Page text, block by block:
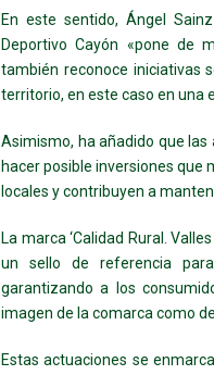
En este sentido, Ángel
Deportivo Cayón «pone de
también reconoce iniciativas
territorio, en este caso en una
Asimismo, ha añadido que las
hacer posible inversiones
locales y contribuyen a
La marca ‘Calidad Rural.
un sello de referencia
garantizando a los
imagen de la comarca como
Estas actuaciones se